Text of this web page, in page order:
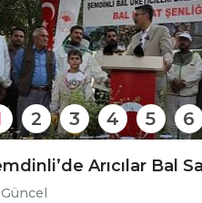
Güncel
2 3 4 5 6